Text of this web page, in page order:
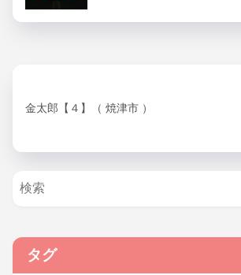
金太郎【４】（ 焼津市 ）
タグ